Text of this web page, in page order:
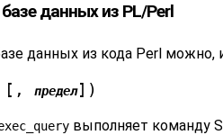
данных из PL/Perl
данных из кода Perl можно,
предел])
выполняет команду